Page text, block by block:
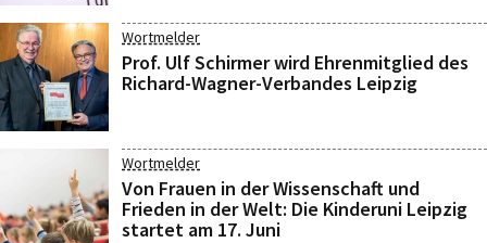
Wortmelder
Prof. Ulf Schirmer wird Ehrenmitglied des
Richard-Wagner-Verbandes Leipzig
Wortmelder
Von Frauen in der Wissenschaft und
Frieden in der Welt: Die Kinderuni Leipzig
startet am 17. Juni